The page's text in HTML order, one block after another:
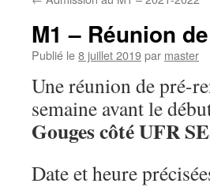
M1 – Réunion
Publié le8 juillet 2019par master
Une réunion de pré-
semaine avant le
Gouges côté UFR
Date et heure